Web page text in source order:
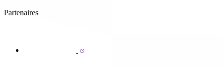
Partenaires